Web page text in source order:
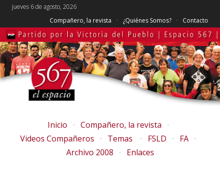
jueves 6 de agosto, 2026
Compañero, la revista
¿Quiénes Somos? Contacto
Inicio
Compañero, la revista
Videos Compañeros
Temas FSLD
FA
Archivo 2008
Enlaces